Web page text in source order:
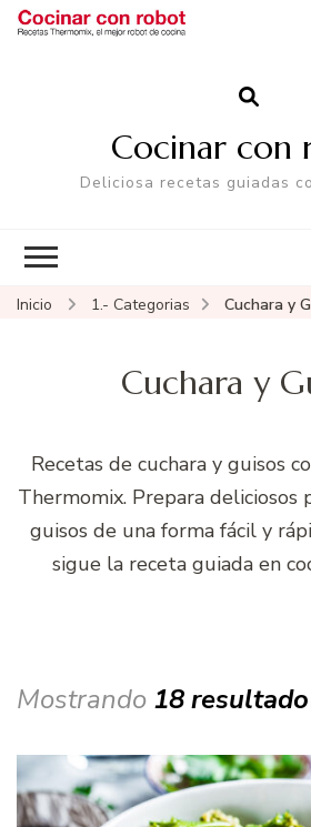
Cocinar con
Deliciosa recetas guiadas
Inicio 1.- Categorias Cuchara y
Cuchara y
Recetas de cuchara y guisos
Thermomix. Prepara deliciosos
guisos de una forma fácil y
sigue la receta guiada en
Mostrando 18